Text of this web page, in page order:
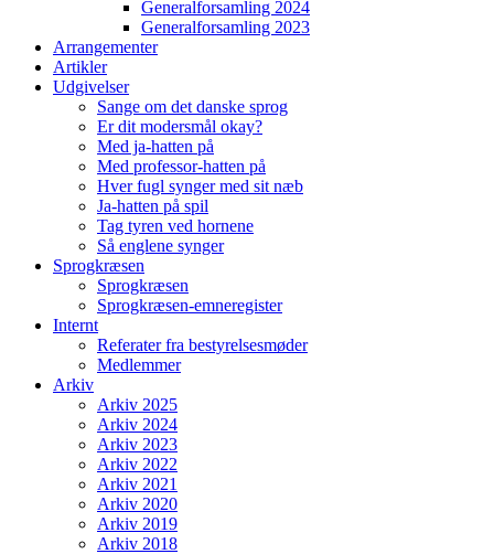
Generalforsamling 2024
Generalforsamling 2023
Arrangementer
Artikler
Udgivelser
Sange om det danske sprog
Er dit modersmål okay?
Med ja-hatten på
Med professor-hatten på
Hver fugl synger med sit næb
Ja-hatten på spil
Tag tyren ved hornene
Så englene synger
Sprogkræsen
Sprogkræsen
Sprogkræsen-emneregister
Internt
Referater fra bestyrelsesmøder
Medlemmer
Arkiv
Arkiv 2025
Arkiv 2024
Arkiv 2023
Arkiv 2022
Arkiv 2021
Arkiv 2020
Arkiv 2019
Arkiv 2018